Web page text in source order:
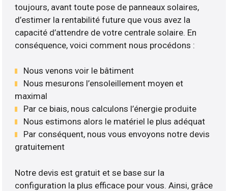
toujours, avant toute pose de panneaux solaires,
d’estimer la rentabilité future que vous avez la
capacité d’attendre de votre centrale solaire. En
conséquence, voici comment nous procédons :
Nous venons voir le bâtiment
Nous mesurons l’ensoleillement moyen et
maximal
Par ce biais, nous calculons l’énergie produite
Nous estimons alors le matériel le plus adéquat
Par conséquent, nous vous envoyons notre devis
gratuitement
Notre devis est gratuit et se base sur la
configuration la plus efficace pour vous. Ainsi, grâce